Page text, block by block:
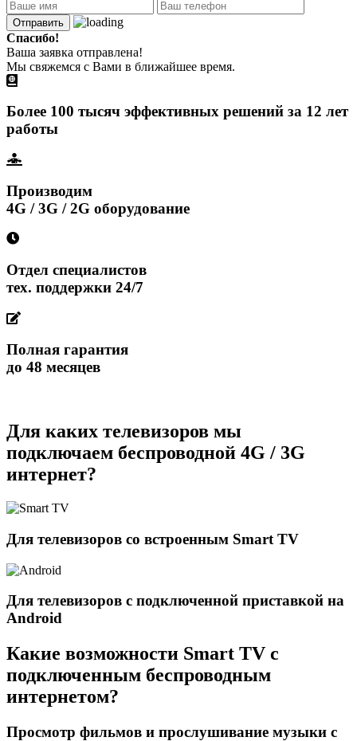
Отправить
Спасибо!
Ваша заявка отправлена!
Мы свяжемся с Вами в ближайшее время.
Более 100 тысяч эффективных решений за 12 лет
работы
Производим
4G / 3G / 2G оборудование
Отдел специалистов
тех. поддержки 24/7
Полная гарантия
до 48 месяцев
Для каких телевизоров мы
подключаем беспроводной 4G / 3G
интернет?
Для телевизоров со встроенным Smart TV
Для телевизоров с подключенной приставкой на
Android
Какие возможности Smart TV с
подключенным беспроводным
интернетом?
Просмотр фильмов и прослушивание музыки с